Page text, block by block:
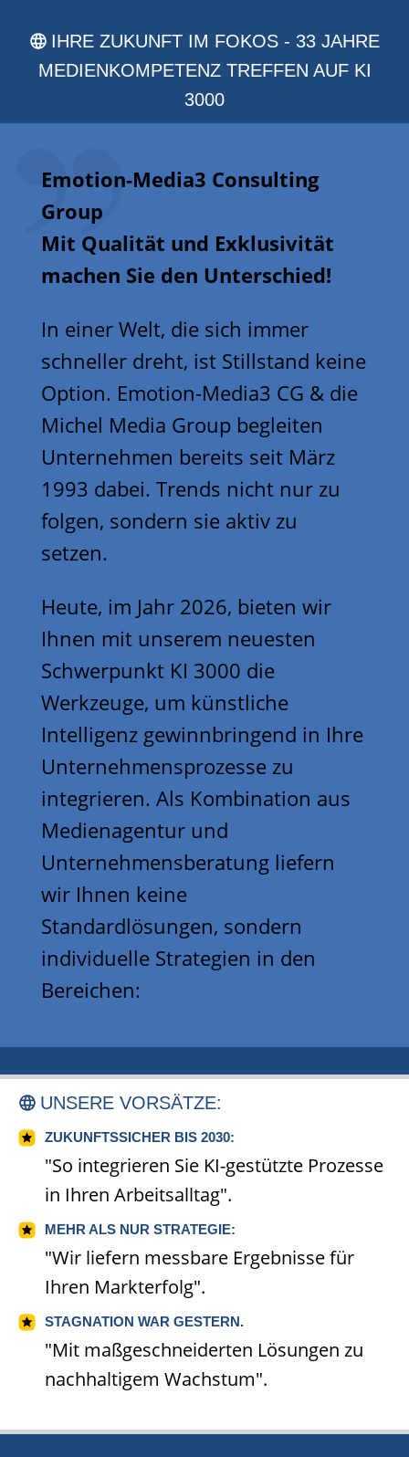
IHRE ZUKUNFT IM FOKOS - 33 JAHRE
MEDIENKOMPETENZ TREFFEN AUF KI
3000
Emotion-Media3 Consulting
Group
Mit Qualität und Exklusivität
machen Sie den Unterschied!
In einer Welt, die sich immer
schneller dreht, ist Stillstand keine
Option. Emotion-Media3 CG & die
Michel Media Group begleiten
Unternehmen bereits seit März
1993 dabei. Trends nicht nur zu
folgen, sondern sie aktiv zu
setzen.
Heute, im Jahr 2026, bieten wir
Ihnen mit unserem neuesten
Schwerpunkt KI 3000 die
Werkzeuge, um künstliche
Intelligenz gewinnbringend in Ihre
Unternehmensprozesse zu
integrieren. Als Kombination aus
Medienagentur und
Unternehmensberatung liefern
wir Ihnen keine
Standardlösungen, sondern
individuelle Strategien in den
Bereichen:
UNSERE VORSÄTZE:
ZUKUNFTSSICHER BIS 2030:
"So integrieren Sie KI-gestützte Prozesse
in Ihren Arbeitsalltag".
MEHR ALS NUR STRATEGIE:
"Wir liefern messbare Ergebnisse für
Ihren Markterfolg".
STAGNATION WAR GESTERN.
"Mit maßgeschneiderten Lösungen zu
nachhaltigem Wachstum".